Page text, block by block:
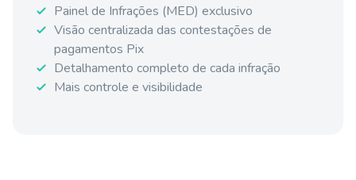
Painel de Infrações (MED) exclusivo
Visão centralizada das contestações de
pagamentos Pix
Detalhamento completo de cada infração
Mais controle e visibilidade